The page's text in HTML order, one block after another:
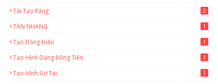
Tái Tạo Răng 2
TÀN NHANG 1
Tạo Đồng Điếu 1
Tạo Hình Dáng Đồng Tiền 1
Tạo Hình Gờ Tai 1